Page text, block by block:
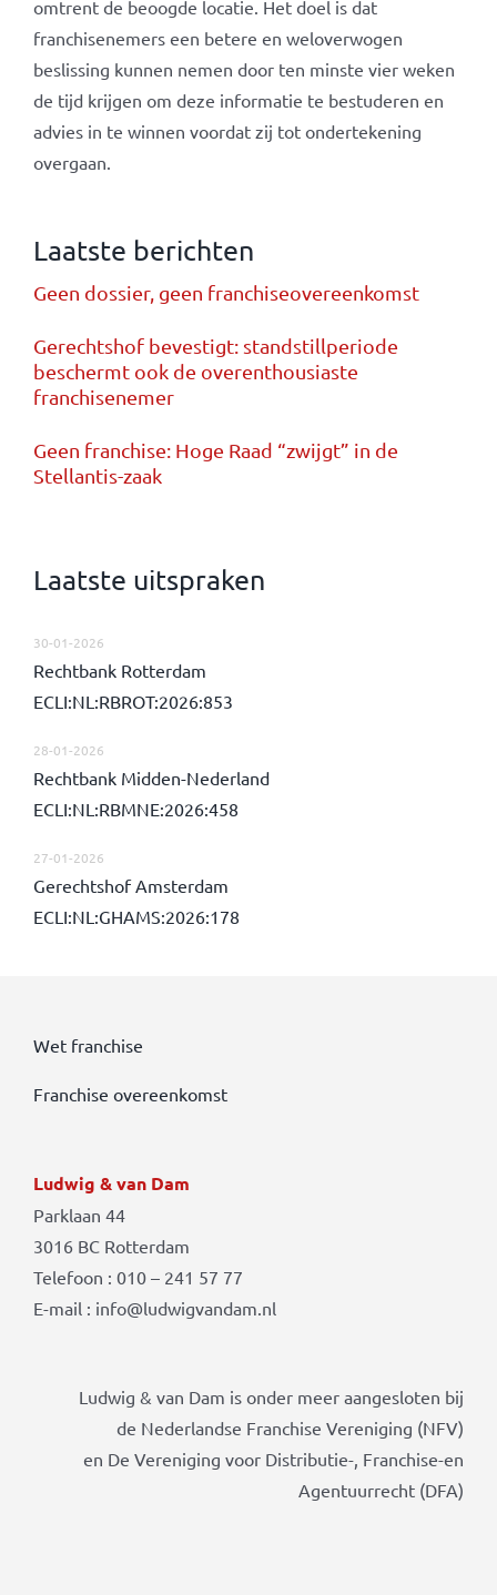
omtrent de beoogde locatie. Het doel is dat
franchisenemers een betere en weloverwogen
beslissing kunnen nemen door ten minste vier weken
de tijd krijgen om deze informatie te bestuderen en
advies in te winnen voordat zij tot ondertekening
overgaan.
Laatste berichten
Geen dossier, geen franchiseovereenkomst
Gerechtshof bevestigt: standstillperiode
beschermt ook de overenthousiaste
franchisenemer
Geen franchise: Hoge Raad “zwijgt” in de
Stellantis-zaak
Laatste uitspraken
30-01-2026
Rechtbank Rotterdam
ECLI:NL:RBROT:2026:853
28-01-2026
Rechtbank Midden-Nederland
ECLI:NL:RBMNE:2026:458
27-01-2026
Gerechtshof Amsterdam
ECLI:NL:GHAMS:2026:178
Wet franchise
Franchise overeenkomst
Ludwig & van Dam
Parklaan 44
3016 BC Rotterdam
Telefoon : 010 – 241 57 77
E-mail : info@ludwigvandam.nl
Ludwig & van Dam is onder meer aangesloten bij
de Nederlandse Franchise Vereniging (NFV)
en De Vereniging voor Distributie-, Franchise-en
Agentuurrecht (DFA)